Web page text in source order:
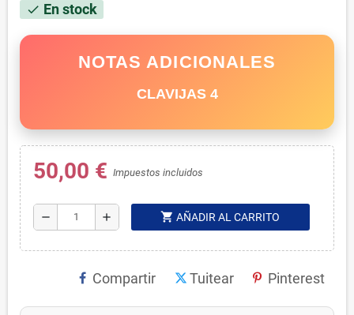
check En stock
NOTAS ADICIONALES
CLAVIJAS 4
50,00 € Impuestos incluidos
remove add shopping_cart AÑADIR AL CARRITO
Compartir Tuitear Pinterest